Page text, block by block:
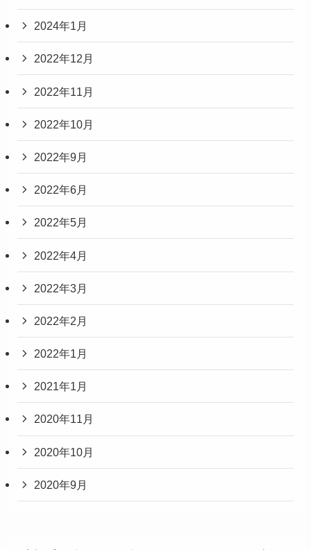
2024年1月
2022年12月
2022年11月
2022年10月
2022年9月
2022年6月
2022年5月
2022年4月
2022年3月
2022年2月
2022年1月
2021年1月
2020年11月
2020年10月
2020年9月